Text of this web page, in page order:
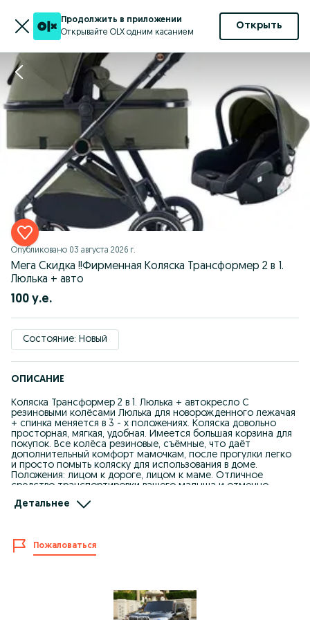
Продолжить в приложении
Открывайте OLX одним касанием
Открыть
Опубликовано 03 августа 2026 г.
Мега Скидка !!Фирменная Коляска Трансформер 2 в 1.
Люлька + авто
100 у.е.
Состояние: Новый
ОПИСАНИЕ
Коляска Трансформер 2 в 1. Люлька + автокресло С
резиновыми колёсами Люлька для новорожденного лежачая
+ спинка меняется в 3 - х положениях. Коляска довольно
просторная, мягкая, удобная. Имеется большая корзина для
покупок. Все колёса резиновые, съёмные, что даёт
дополнительный комфорт мамочкам, после прогулки легко
и просто помыть коляску для использования в доме.
Положения: лицом к дороге, лицом к маме. Отличное
средство транспортировки вашего малыша и отменно
полозьях, которые с легкостью можно использовать на
натуральных безопасных материалов, в сочетании с мягким
матрасиком позволит вашему ребенку комфортно
находится в колыбели и видеть только приятные сны.
же защитит ребенка от дождя и ветра, поэтому гулять вы
сможете в любое время года. Автомобильное кресло.
Оборудовано встроенными ремнями безопасности и мягким
Детальнее
Пожаловаться